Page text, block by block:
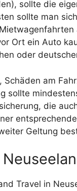
sollte die
sollte man
Ort ein Auto
oder
am
sollte
die
Geltung
Travel in